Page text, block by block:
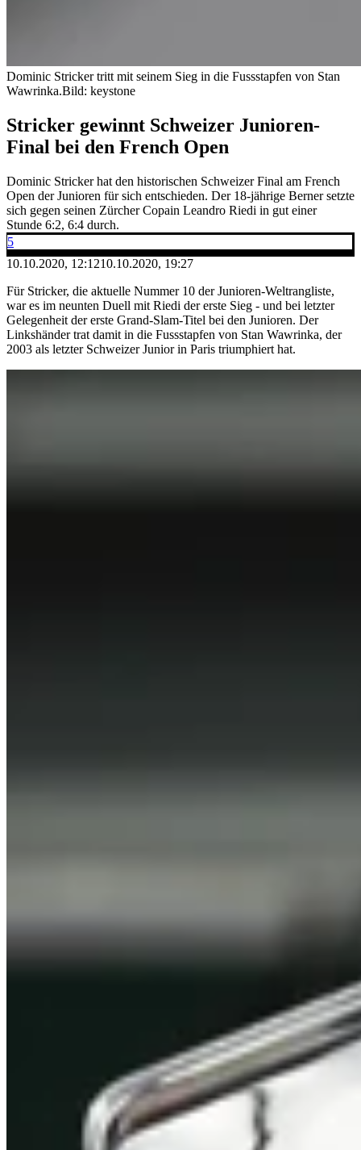
Dominic Stricker tritt mit seinem Sieg in die Fussstapfen von Stan
Wawrinka.Bild: keystone
Stricker gewinnt Schweizer Junioren-
Final bei den French Open
Dominic Stricker hat den historischen Schweizer Final am French
Open der Junioren für sich entschieden. Der 18-jährige Berner setzte
sich gegen seinen Zürcher Copain Leandro Riedi in gut einer
Stunde 6:2, 6:4 durch.
5
10.10.2020, 12:1210.10.2020, 19:27
Für Stricker, die aktuelle Nummer 10 der Junioren-Weltrangliste,
war es im neunten Duell mit Riedi der erste Sieg - und bei letzter
Gelegenheit der erste Grand-Slam-Titel bei den Junioren. Der
Linkshänder trat damit in die Fussstapfen von Stan Wawrinka, der
2003 als letzter Schweizer Junior in Paris triumphiert hat.